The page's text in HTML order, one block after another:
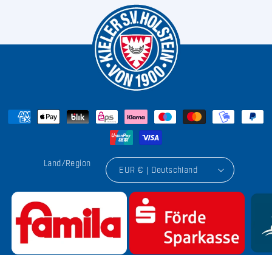
Land/Region
EUR € | Deutschland